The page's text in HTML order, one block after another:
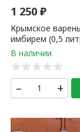
из яблок
+